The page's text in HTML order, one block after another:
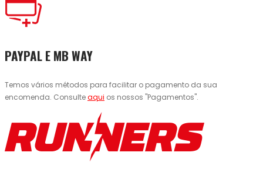
PAYPAL E MB WAY
Temos vários métodos para facilitar o pagamento da sua
encomenda. Consulteaqui os nossos "Pagamentos".